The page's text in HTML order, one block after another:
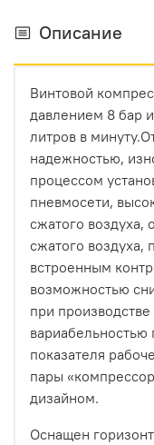
Описание
Винтовой
давлением 8 бар
литров в
надежностью,
процессом
пневмосети,
сжатого воздуха,
сжатого
встроенным
возможностью
при
вариабельностью
показателя
пары
дизайном.
Оснащен